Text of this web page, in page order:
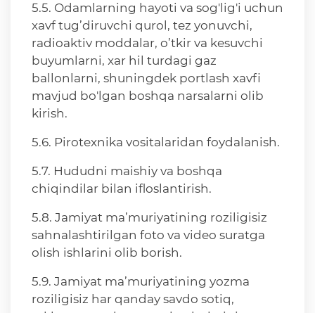
5.5. Odamlarning hayoti va sog'lig'i uchun
xavf tug’diruvchi qurol, tez yonuvchi,
radioaktiv moddalar, o’tkir va kesuvchi
buyumlarni, xar hil turdagi gaz
ballonlarni, shuningdek portlash xavfi
mavjud bo'lgan boshqa narsalarni olib
kirish.
5.6. Pirotexnika vositalaridan foydalanish.
5.7. Hududni maishiy va boshqa
chiqindilar bilan ifloslantirish.
5.8. Jamiyat ma’muriyatining roziligisiz
sahnalashtirilgan foto va video suratga
olish ishlarini olib borish.
5.9. Jamiyat ma’muriyatining yozma
roziligisiz har qanday savdo sotiq,